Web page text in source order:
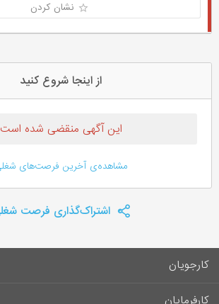
نشان کردن
از اینجا شروع کنید
این آگهی منقضی شده است
مشاهده‌ی آخرین فرصت‌های
اشتراک‌گذاری فرصت
کارجویان
سوالات متداول کارجویان
کارفرمایان